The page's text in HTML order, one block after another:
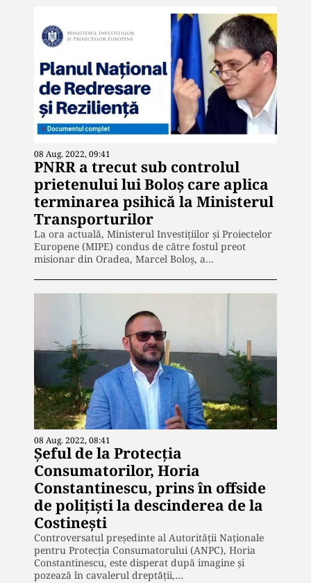
08 Aug. 2022, 09:41
PNRR a trecut sub controlul
prietenului lui Boloș care aplica
terminarea psihică la Ministerul
Transporturilor
La ora actuală, Ministerul Investițiilor și Proiectelor
Europene (MIPE) condus de către fostul preot
misionar din Oradea, Marcel Boloș, a…
08 Aug. 2022, 08:41
Șeful de la Protecția
Consumatorilor, Horia
Constantinescu, prins în offside
de polițiști la descinderea de la
Costinești
Controversatul președinte al Autorității Naționale
pentru Protecția Consumatorului (ANPC), Horia
Constantinescu, este disperat după imagine și
pozează în cavalerul dreptății,…